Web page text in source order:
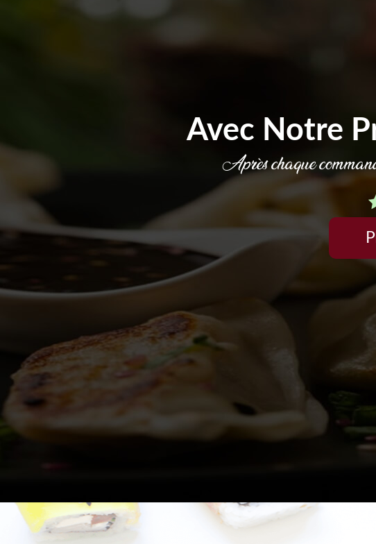
Avec Notre
Après chaque